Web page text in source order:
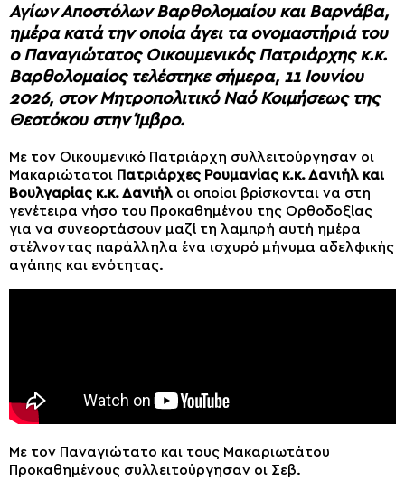
Αγίων Αποστόλων Βαρθολομαίου και Βαρνάβα,
ημέρα κατά την οποία άγει τα ονομαστήριά του
ο Παναγιώτατος Οικουμενικός Πατριάρχης κ.κ.
Βαρθολομαίος τελέστηκε σήμερα, 11 Ιουνίου
2026, στον Μητροπολιτικό Ναό Κοιμήσεως της
Θεοτόκου στην Ίμβρο.
Με τον Οικουμενικό Πατριάρχη συλλειτούργησαν οι
Μακαριώτατοι Πατριάρχες Ρουμανίας κ.κ. Δανιήλ και
Βουλγαρίας κ.κ. Δανιήλ οι οποίοι βρίσκονται να στη
γενέτειρα νήσο του Προκαθημένου της Ορθοδοξίας
για να συνεορτάσουν μαζί τη λαμπρή αυτή ημέρα
στέλνοντας παράλληλα ένα ισχυρό μήνυμα αδελφικής
αγάπης και ενότητας.
Με τον Παναγιώτατο και τους Μακαριωτάτου
Προκαθημένους συλλειτούργησαν οι Σεβ.